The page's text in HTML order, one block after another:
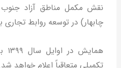
نقش مکمل مناطق آزاد
چابهار) در توسعه روابط تجاری
تکمیلی متعاقباً اعلام خواهد